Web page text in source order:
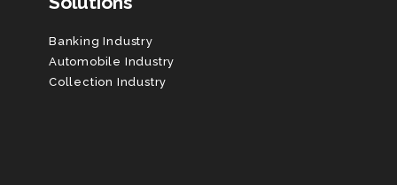
Banking Industry
Automobile Industry
Collection Industry